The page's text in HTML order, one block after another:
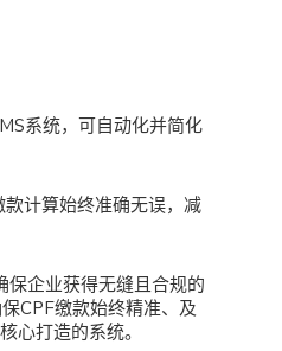
系统，可自动化并简化
计算始终准确无误，减
保企业获得无缝且合规的
CPF缴款始终精准、及
心打造的系统。